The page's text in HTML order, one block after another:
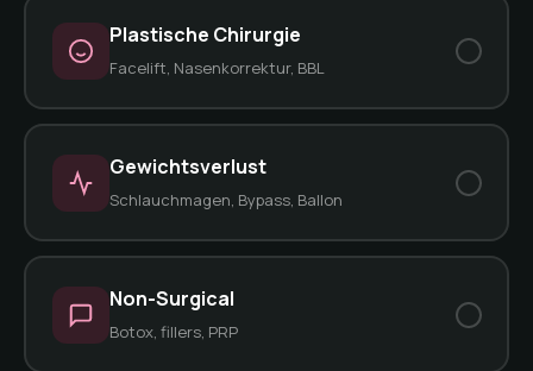
Plastische Chirurgie
Facelift, Nasenkorrektur, BBL
Gewichtsverlust
Schlauchmagen, Bypass, Ballon
Non-Surgical
Botox, fillers, PRP